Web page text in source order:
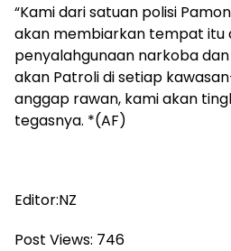
“Kami dari satuan polisi
akan membiarkan tempat itu
penyalahgunaan narkoba
akan Patroli di setiap
anggap rawan, kami akan
tegasnya. *(AF)
Editor:NZ
Post Views: 746